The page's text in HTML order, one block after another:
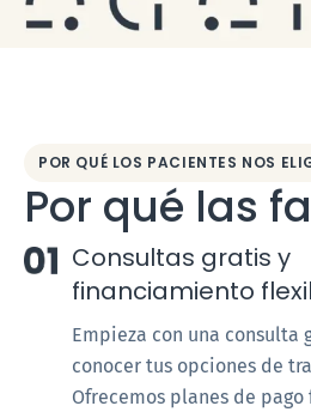
POR QUÉ LOS PACIENTES NOS
Por qué las
Consultas gratis y
financiamiento
Empieza con una consulta
conocer tus opciones de
Ofrecemos planes de